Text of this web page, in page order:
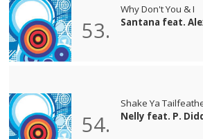
53.
Why Don't You & I
Santana feat.
54.
Shake Ya
Nelly feat. P.